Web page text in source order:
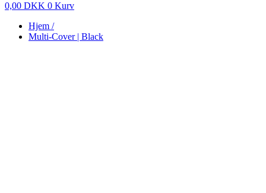
0,00 DKK 0 Kurv
Hjem /
Multi-Cover | Black